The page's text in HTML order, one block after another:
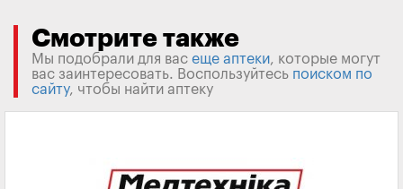
Смотрите также
Мы подобрали для вас еще аптеки, которые могут
вас заинтересовать. Воспользуйтесь поиском по
сайту, чтобы найти аптеку